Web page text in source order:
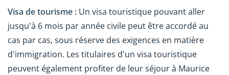
Visa de tourisme : Un visa touristique pouvant aller
jusqu'à 6 mois par année civile peut être accordé au
cas par cas, sous réserve des exigences en matière
d'immigration. Les titulaires d'un visa touristique
peuvent également profiter de leur séjour à Maurice